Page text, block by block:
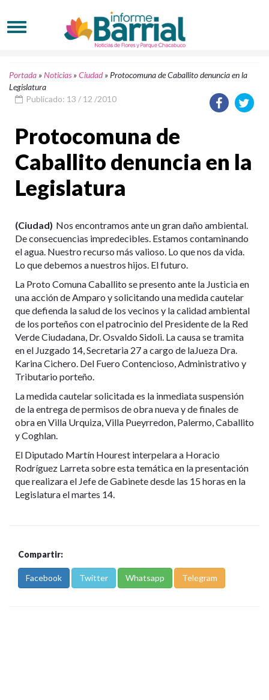
Portada »Noticias »Ciudad» Protocomuna de Caballito denuncia en la
Legislatura
Publicado: 13 / 12 /2010
Protocomuna de
Caballito denuncia en la
Legislatura
(Ciudad) Nos encontramos ante un gran daño ambiental.
De consecuencias impredecibles. Estamos contaminando
el agua. Nuestro recurso más valioso. Lo que nos da vida.
Lo que debemos a nuestros hijos. El futuro.
La Proto Comuna Caballito se presento ante la Justicia en
una acción de Amparo y solicitando una medida cautelar
que defienda la salud de los vecinos y la calidad ambiental
de los porteños con el patrocinio del Presidente de la Red
Verde Ciudadana, Dr. Osvaldo Sidoli. La causa se tramita
en el Juzgado 14, Secretaria 27 a cargo de laJueza Dra.
Karina Cichero. Del Fuero Contencioso, Administrativo y
Tributario porteño.
La medida cautelar solicitada es la inmediata suspensión
de la entrega de permisos de obra nueva y de finales de
obra en Villa Urquiza, Villa Pueyrredon, Palermo, Caballito
y Coghlan.
El Diputado Martín Hourest interpelara a Horacio
Rodríguez Larreta sobre esta temática en la presentación
que realizara el Jefe de Gabinete desde las 15 horas en la
Legislatura el martes 14.
Compartir:
Facebook Twitter Whatsapp Telegram